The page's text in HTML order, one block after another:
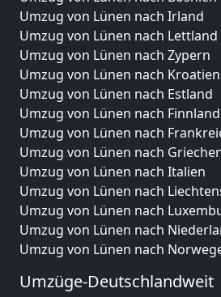
Umzug von Lünen nach Irland
Umzug von Lünen nach Lettland
Umzug von Lünen nach Zypern
Umzug von Lünen nach Kroatien
Umzug von Lünen nach Estland
Umzug von Lünen nach Finnland
Umzug von Lünen nach
Umzug von Lünen nach
Umzug von Lünen nach Italien
Umzug von Lünen nach
Umzug von Lünen nach
Umzug von Lünen nach
Umzug von Lünen nach
Umzüge-Deutschlandweit